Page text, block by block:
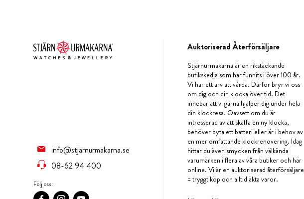
info@stjarnurmakarna.se
08-62 94 400
Följ oss:
Auktoriserad Återförsäljare
Stjärnurmakarna är en rikstäckande
butikskedja som har funnits i över 100 år.
Vi har ett arv att vårda. Därför bryr vi oss
om dig och din klocka över tid. Det
innebär att vi gärna hjälper dig under hela
din klockresa. Oavsett om du är
intresserad av att skaffa en ny klocka,
behöver byta ett batteri eller är i behov av
en mer omfattande klockrenovering. Idag
hittar du även smycken från välkända
varumärken i flera av våra butiker och här
online. Vi är en auktoriserad återförsäljare
= tryggt köp och alltid äkta varor.